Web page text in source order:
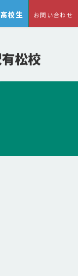
高校生 お問い合わせ